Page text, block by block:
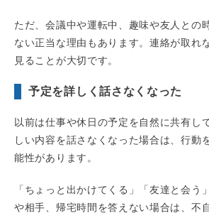
ただ、会議中や運転中、趣味や友人との
ない正当な理由もあります。連絡が取れ
見ることが大切です。
予定を詳しく話さなくなった
以前は仕事や休日の予定を自然に共有し
しい内容を話さなくなった場合は、行動
能性があります。
「ちょっと出かけてくる」「友達と会う
や相手、帰宅時間を答えない場合は、不